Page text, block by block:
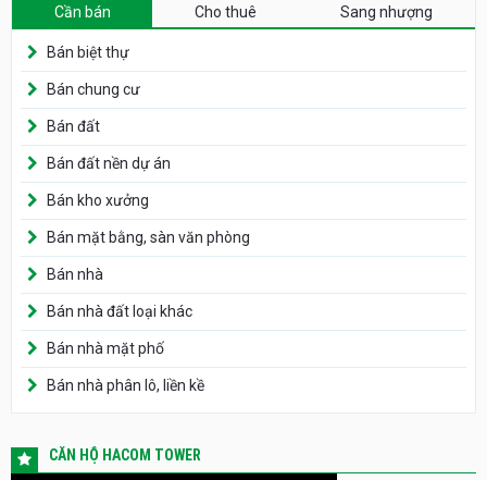
Cần bán Cho thuê Sang nhượng
Bán biệt thự
Bán chung cư
Bán đất
Bán đất nền dự án
Bán kho xưởng
Bán mặt bằng, sàn văn phòng
Bán nhà
Bán nhà đất loại khác
Bán nhà mặt phố
Bán nhà phân lô, liền kề
CĂN HỘ HACOM TOWER